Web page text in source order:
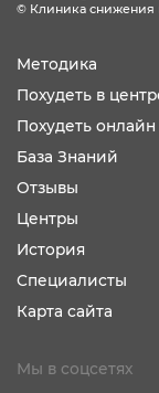
© Клиника снижения
Методика
Похудеть в
Похудеть онлайн
База Знаний
Отзывы
Центры
История
Специалисты
Карта сайта
Мы в соцсетях